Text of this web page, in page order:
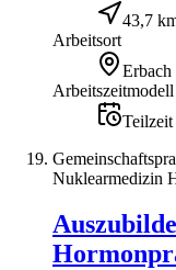
43,7
Arbeitsort
Erbach
Arbeitszeitmodell
Teilzeit
Nuklearmedizin